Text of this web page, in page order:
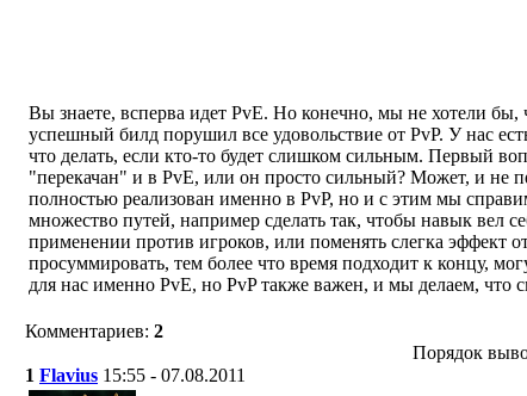
Вы знаете, всперва идет PvE. Но конечно, мы не хотели бы,
успешный билд порушил все удовольствие от PvP. У нас
что делать, если кто-то будет слишком сильным. Первый
"перекачан" и в PvE, или он просто сильный? Может, и не
полностью реализован именно в PvP, но и с этим мы
множество путей, например сделать так, чтобы навык вел
применении против игроков, или поменять слегка эффект
просуммировать, тем более что время подходит к концу,
для нас именно PvE, но PvP также важен, и мы делаем, что
Комментариев: 2
Порядок
1 Flavius 15:55 - 07.08.2011